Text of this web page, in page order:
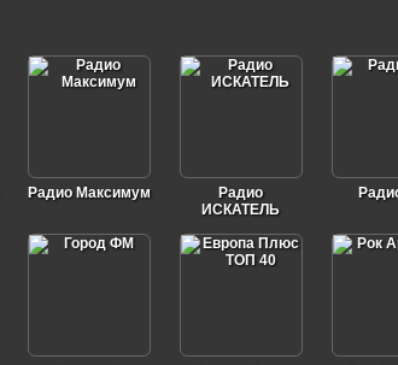
Радио Максимум
Радио
ИСКАТЕЛЬ